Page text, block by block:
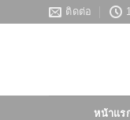
ติดต่อ
หน้าแร